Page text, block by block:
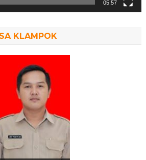
05:57
KLAMPOK